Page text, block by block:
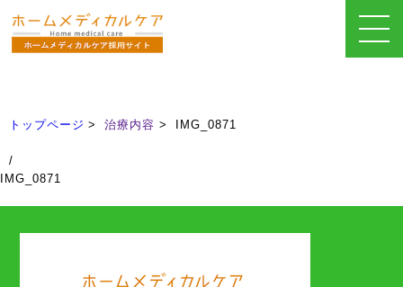
トップページ 治療内容 IMG_0871
/
IMG_0871